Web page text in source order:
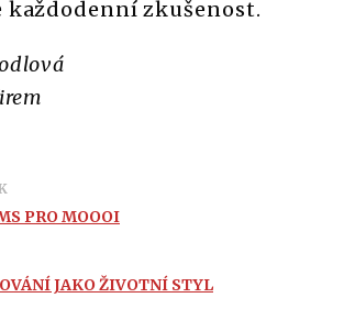
zkušenost.
PRO MOOOI
JAKO ŽIVOTNÍ STYL